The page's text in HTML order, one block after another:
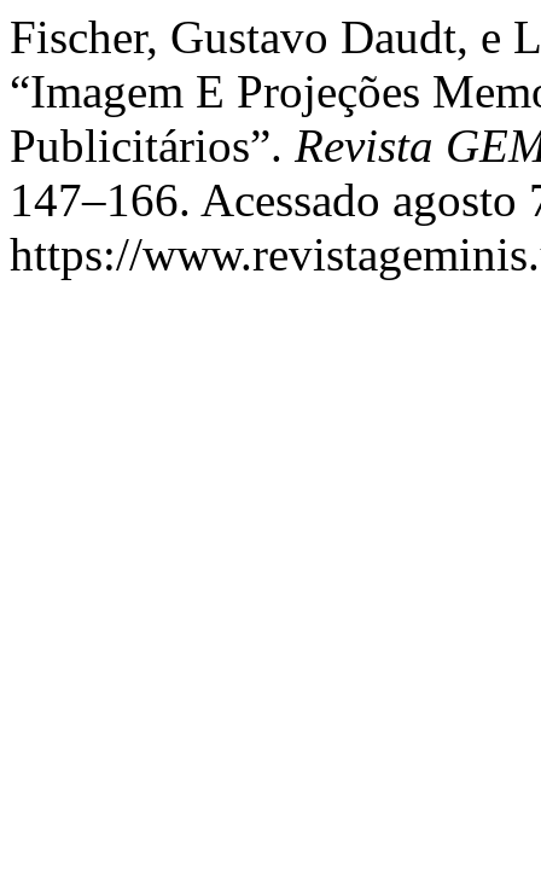
Fischer, Gustavo Daudt, e
“Imagem E Projeções
Publicitários”. Revista
147–166. Acessado agosto
https://